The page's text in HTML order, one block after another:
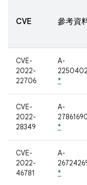
CVE 參考資
CVE-
2022-
22706
A-
*
CVE-
2022-
28349
A-
*
CVE-
2022-
46781
A-
*